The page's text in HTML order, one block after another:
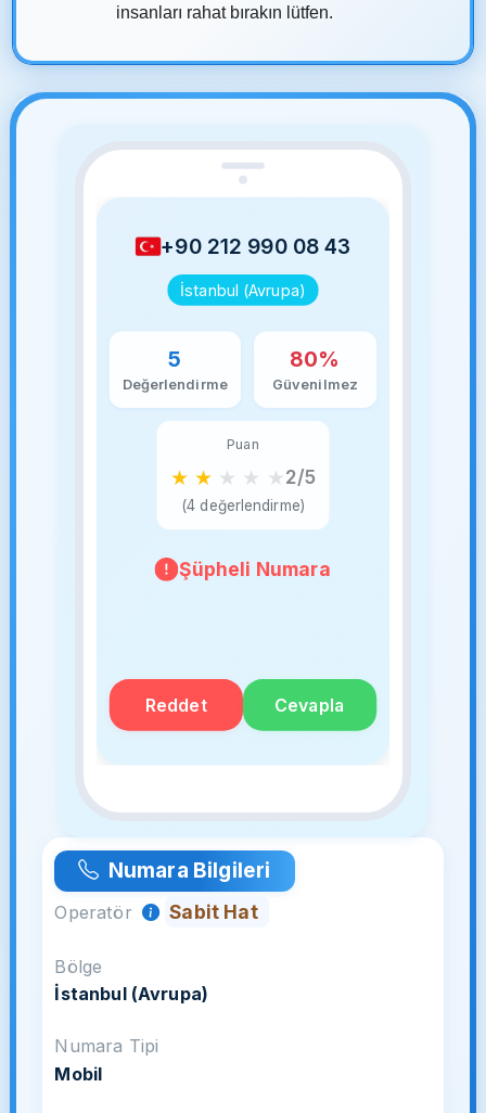
insanları rahat bırakın lütfen.
+90 212 990 08 43
İstanbul (Avrupa)
5
Değerlendirme
80%
Güvenilmez
Puan
★ ★ ★ ★ ★2/5
(4 değerlendirme)
Şüpheli Numara
Reddet Cevapla
Numara Bilgileri
Operatör Sabit Hat
Bölge
İstanbul (Avrupa)
Numara Tipi
Mobil